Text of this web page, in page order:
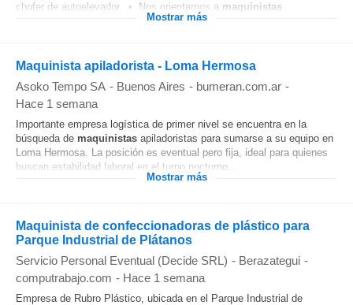
chofer de autoelevador. • Nos orientamos a maquinistas
Mostrar más
Maquinista apiladorista - Loma Hermosa
Asoko Tempo SA - Buenos Aires - bumeran.com.ar -
Hace 1 semana
Importante empresa logística de primer nivel se encuentra en la
búsqueda de maquinistas apiladoristas para sumarse a su equipo en
Loma Hermosa. La posición es eventual pero fija, ideal para quienes
buscan estabilidad laboral en el turno nocturno...
Mostrar más
Maquinista de confeccionadoras de plástico para
Parque Industrial de Plátanos
Servicio Personal Eventual (Decide SRL) - Berazategui -
computrabajo.com - Hace 1 semana
Empresa de Rubro Plástico, ubicada en el Parque Industrial de